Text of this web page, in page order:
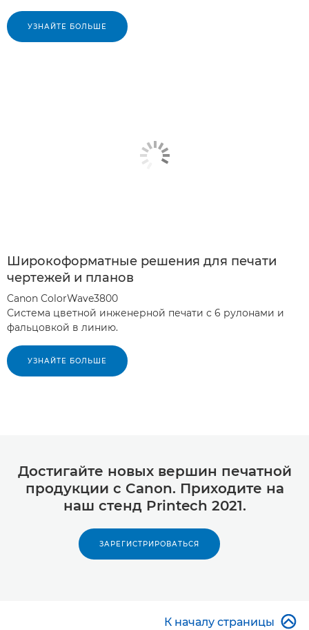
УЗНАЙТЕ БОЛЬШЕ
Широкоформатные решения для печати
чертежей и планов
Canon ColorWave3800
Система цветной инженерной печати с 6 рулонами и
фальцовкой в линию.
УЗНАЙТЕ БОЛЬШЕ
Достигайте новых вершин печатной
продукции с Canon. Приходите на
наш стенд Printech 2021.
ЗАРЕГИСТРИРОВАТЬСЯ
К началу страницы 